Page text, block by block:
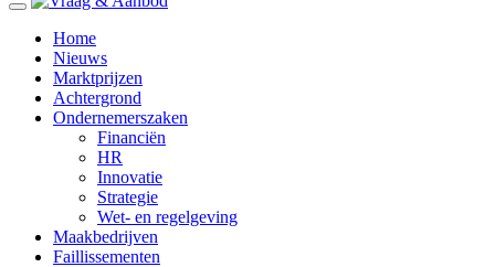
Home
Nieuws
Marktprijzen
Achtergrond
Ondernemerszaken
Financiën
HR
Innovatie
Strategie
Wet- en regelgeving
Maakbedrijven
Faillissementen